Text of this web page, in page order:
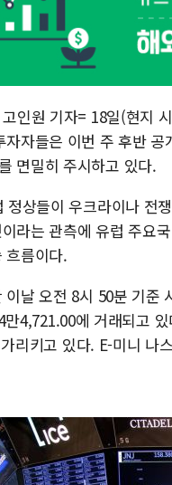
인원 기자= 18일(현지
자자들은 이번 주 후반
면밀히 주시하고 있다.
정상들이 우크라이나 전
라는 관측에 유럽 주요
흐름이다.
이날 오전 8시 50분 기준
4,721.00에 거래되고
리키고 있다. E-미니 나